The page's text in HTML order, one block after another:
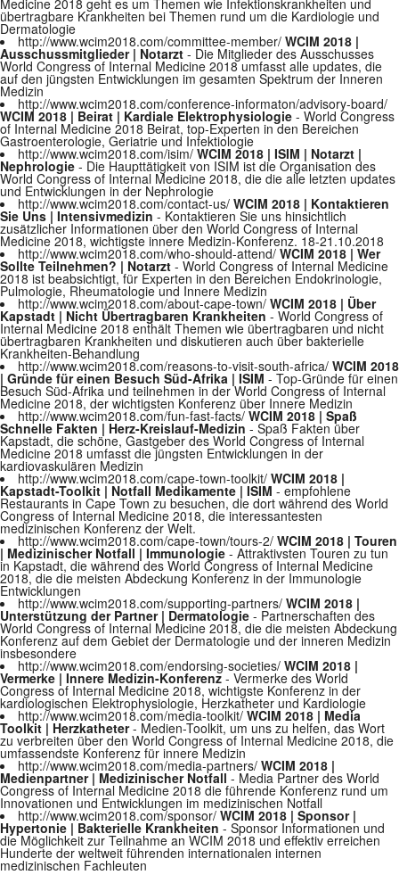
Medicine 2018 geht es um Themen wie Infektionskrankheiten und
übertragbare Krankheiten bei Themen rund um die Kardiologie und
Dermatologie
http://www.wcim2018.com/committee-member/ WCIM 2018 |
Ausschussmitglieder | Notarzt - Die Mitglieder des Ausschusses
World Congress of Internal Medicine 2018 umfasst alle updates, die
auf den jüngsten Entwicklungen im gesamten Spektrum der Inneren
Medizin
http://www.wcim2018.com/conference-informaton/advisory-board/
WCIM 2018 | Beirat | Kardiale Elektrophysiologie - World Congress
of Internal Medicine 2018 Beirat, top-Experten in den Bereichen
Gastroenterologie, Geriatrie und Infektiologie
http://www.wcim2018.com/isim/ WCIM 2018 | ISIM | Notarzt |
Nephrologie - Die Haupttätigkeit von ISIM ist die Organisation des
World Congress of Internal Medicine 2018, die die alle letzten updates
und Entwicklungen in der Nephrologie
http://www.wcim2018.com/contact-us/ WCIM 2018 | Kontaktieren
Sie Uns | Intensivmedizin - Kontaktieren Sie uns hinsichtlich
zusätzlicher Informationen über den World Congress of Internal
Medicine 2018, wichtigste innere Medizin-Konferenz. 18-21.10.2018
http://www.wcim2018.com/who-should-attend/ WCIM 2018 | Wer
Sollte Teilnehmen? | Notarzt - World Congress of Internal Medicine
2018 ist beabsichtigt, für Experten in den Bereichen Endokrinologie,
Pulmologie, Rheumatologie und Innere Medizin
http://www.wcim2018.com/about-cape-town/ WCIM 2018 | Über
Kapstadt | Nicht Übertragbaren Krankheiten - World Congress of
Internal Medicine 2018 enthält Themen wie übertragbaren und nicht
übertragbaren Krankheiten und diskutieren auch über bakterielle
Krankheiten-Behandlung
http://www.wcim2018.com/reasons-to-visit-south-africa/ WCIM 2018
| Gründe für einen Besuch Süd-Afrika | ISIM - Top-Gründe für einen
Besuch Süd-Afrika und teilnehmen in der World Congress of Internal
Medicine 2018, der wichtigsten Konferenz über Innere Medizin
http://www.wcim2018.com/fun-fast-facts/ WCIM 2018 | Spaß
Schnelle Fakten | Herz-Kreislauf-Medizin - Spaß Fakten über
Kapstadt, die schöne, Gastgeber des World Congress of Internal
Medicine 2018 umfasst die jüngsten Entwicklungen in der
kardiovaskulären Medizin
http://www.wcim2018.com/cape-town-toolkit/ WCIM 2018 |
Kapstadt-Toolkit | Notfall Medikamente | ISIM - empfohlene
Restaurants in Cape Town zu besuchen, die dort während des World
Congress of Internal Medicine 2018, die interessantesten
medizinischen Konferenz der Welt.
http://www.wcim2018.com/cape-town/tours-2/ WCIM 2018 | Touren
| Medizinischer Notfall | Immunologie - Attraktivsten Touren zu tun
in Kapstadt, die während des World Congress of Internal Medicine
2018, die die meisten Abdeckung Konferenz in der Immunologie
Entwicklungen
http://www.wcim2018.com/supporting-partners/ WCIM 2018 |
Unterstützung der Partner | Dermatologie - Partnerschaften des
World Congress of Internal Medicine 2018, die die meisten Abdeckung
Konferenz auf dem Gebiet der Dermatologie und der inneren Medizin
insbesondere
http://www.wcim2018.com/endorsing-societies/ WCIM 2018 |
Vermerke | Innere Medizin-Konferenz- Vermerke des World
Congress of Internal Medicine 2018, wichtigste Konferenz in der
kardiologischen Elektrophysiologie, Herzkatheter und Kardiologie
http://www.wcim2018.com/media-toolkit/ WCIM 2018 | Media
Toolkit | Herzkatheter- Medien-Toolkit, um uns zu helfen, das Wort
zu verbreiten über den World Congress of Internal Medicine 2018, die
umfassendste Konferenz für innere Medizin
http://www.wcim2018.com/media-partners/ WCIM 2018 |
Medienpartner | Medizinischer Notfall - Media Partner des World
Congress of Internal Medicine 2018 die führende Konferenz rund um
Innovationen und Entwicklungen im medizinischen Notfall
http://www.wcim2018.com/sponsor/ WCIM 2018 | Sponsor |
Hypertonie | Bakterielle Krankheiten - Sponsor Informationen und
die Möglichkeit zur Teilnahme an WCIM 2018 und effektiv erreichen
Hunderte der weltweit führenden internationalen internen
medizinischen Fachleuten